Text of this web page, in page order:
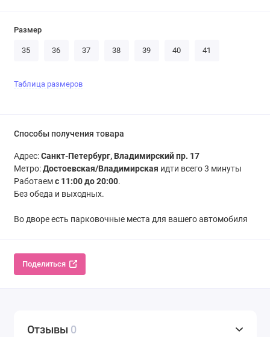
Размер
35 36 37 38 39 40 41
Таблица размеров
Способы получения товара
Адрес:Санкт-Петербург, Владимирский пр. 17
Метро:Достоевская/Владимирская идти всего 3 минуты
Работаемс 11:00 до 20:00.
Без обеда и выходных.
Во дворе есть парковочные места для вашего автомобиля
Поделиться
Отзывы 0